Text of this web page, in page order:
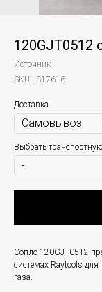
120GJT0512
Источник
SKU: IS17616
Доставка
Выбрать
Сопло 120GJT0512
системах Raytools для
газа.